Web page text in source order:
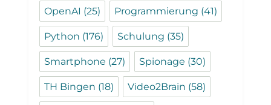
OpenAI (25) Programmierung (41)
Python (176) Schulung (35)
Smartphone (27) Spionage (30)
TH Bingen (18) Video2Brain (58)